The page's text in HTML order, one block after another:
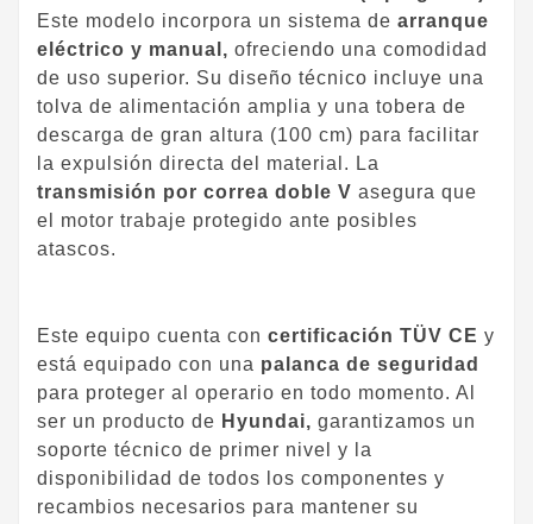
Este modelo incorpora un sistema de arranque
eléctrico y manual, ofreciendo una comodidad
de uso superior. Su diseño técnico incluye una
tolva de alimentación amplia y una tobera de
descarga de gran altura (100 cm) para facilitar
la expulsión directa del material. La
transmisión por correa doble V asegura que
el motor trabaje protegido ante posibles
atascos.
Este equipo cuenta con certificación TÜV CE y
está equipado con una palanca de seguridad
para proteger al operario en todo momento. Al
ser un producto de Hyund ai, garantizamos un
soporte técnico de primer nivel y la
disponibilidad de todos los componentes y
recambios necesarios para mantener su